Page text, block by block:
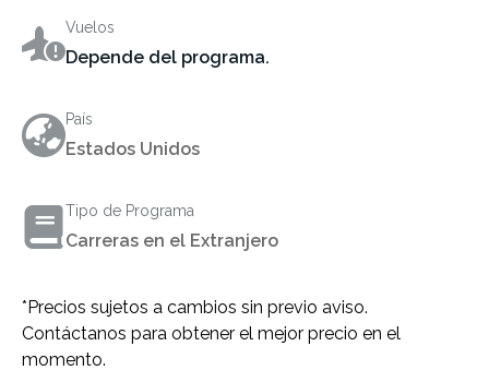
Vuelos
Depende del programa.
País
Estados Unidos
Tipo de Programa
Carreras en el Extranjero
*Precios sujetos a cambios sin previo aviso.
Contáctanos para obtener el mejor precio en el
momento.